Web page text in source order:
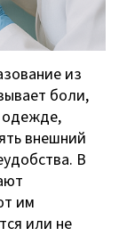
из
боли,
одежде,
внешний
В
им
или не